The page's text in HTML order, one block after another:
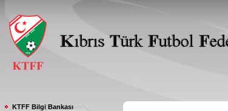
KTFF Bilgi Bankası